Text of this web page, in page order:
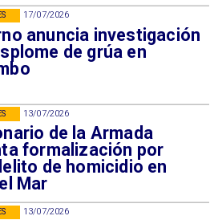
17/07/2026
anuncia investigación
de grúa en
13/07/2026
de la Armada
formalización por
de homicidio en
Mar
13/07/2026